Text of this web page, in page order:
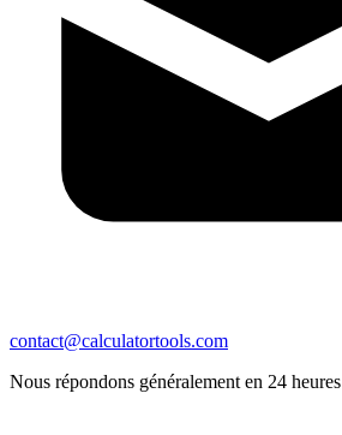
contact@calculatortools.com
Nous répondons généralement en 24 heures